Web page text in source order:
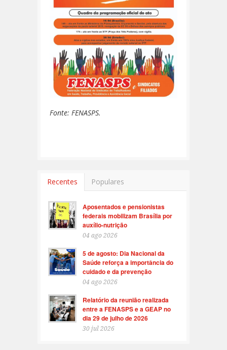
Fonte: FENASPS.
Recentes Populares
Aposentados e pensionistas
federais mobilizam Brasília por
auxílio-nutrição
04 ago 2026
5 de agosto: Dia Nacional da
Saúde reforça a importância do
cuidado e da prevenção
04 ago 2026
Relatório da reunião realizada
entre a FENASPS e a GEAP no
dia 29 de julho de 2026
30 jul 2026